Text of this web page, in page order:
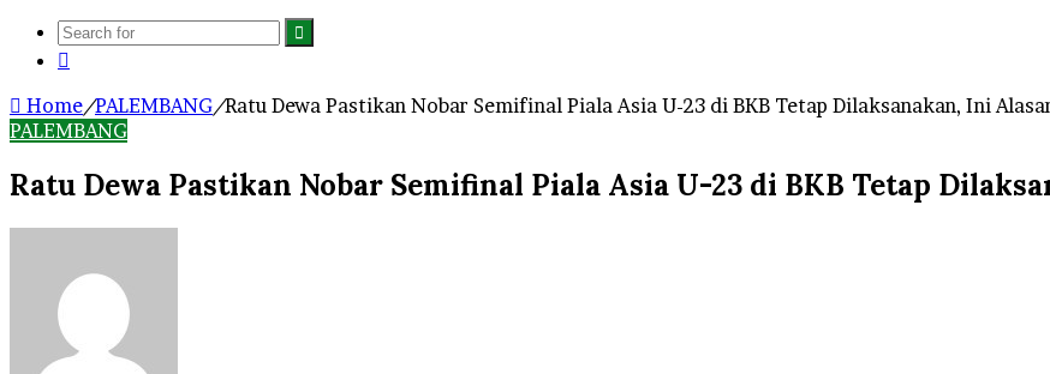
Search
Home/PALEMBANG/Ratu Dewa Pastikan Nobar Semifinal Piala Asia U-23 di BKB Tetap Dilaksanakan, Ini
PALEMBANG
Ratu Dewa Pastikan Nobar Semifinal Piala Asia U-23 di BKB Tetap